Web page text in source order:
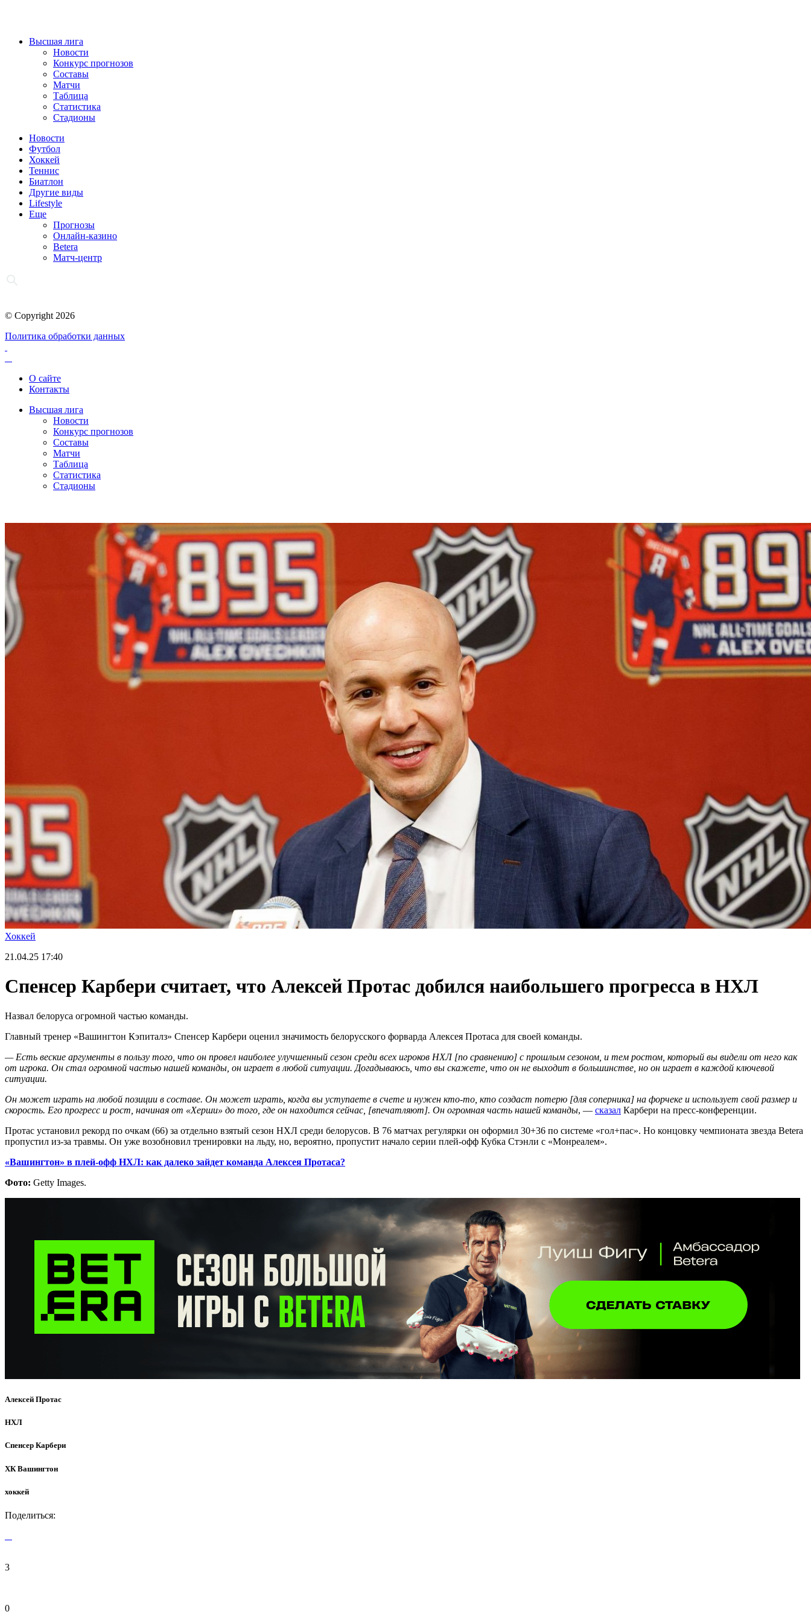
Высшая лига
Новости
Конкурс прогнозов
Составы
Матчи
Таблица
Статистика
Стадионы
Новости
Футбол
Хоккей
Теннис
Биатлон
Другие виды
Lifestyle
Еще
Прогнозы
Онлайн-казино
Betera
Матч-центр
© Copyright 2026
Политика обработки данных
О сайте
Контакты
Высшая лига
Новости
Конкурс прогнозов
Составы
Матчи
Таблица
Статистика
Стадионы
Хоккей
21.04.25 17:40
Спенсер Карбери считает, что Алексей Протас добился наибольшего прогресса в НХЛ
Назвал белоруса огромной частью команды.
Главный тренер «Вашингтон Кэпиталз» Спенсер Карбери оценил значимость белорусского форварда Алексея Протаса для своей команды.
— Есть веские аргументы в пользу того, что он провел наиболее улучшенный сезон среди всех игроков НХЛ [по сравнению] с прошлым сезоном, и тем ростом, который вы видели от него как
от игрока. Он стал огромной частью нашей команды, он играет в любой ситуации. Догадываюсь, что вы скажете, что он не выходит в большинстве, но он играет в каждой ключевой
ситуации.
Он может играть на любой позиции в составе. Он может играть, когда вы уступаете в счете и нужен кто-то, кто создаст потерю [для соперника] на форчеке и использует свой размер и
скорость. Его прогресс и рост, начиная от «Херши» до того, где он находится сейчас, [впечатляют]. Он огромная часть нашей команды, — сказал Карбери на пресс-конференции.
Протас установил рекорд по очкам (66) за отдельно взятый сезон НХЛ среди белорусов. В 76 матчах регулярки он оформил 30+36 по системе «гол+пас». Но концовку чемпионата звезда Betera
пропустил из-за травмы. Он уже возобновил тренировки на льду, но, вероятно, пропустит начало серии плей-офф Кубка Стэнли с «Монреалем».
«Вашингтон» в плей-офф НХЛ: как далеко зайдет команда Алексея Протаса?
Фото: Getty Images.
Алексей Протас
НХЛ
Спенсер Карбери
ХК Вашингтон
хоккей
Поделиться:
3
0